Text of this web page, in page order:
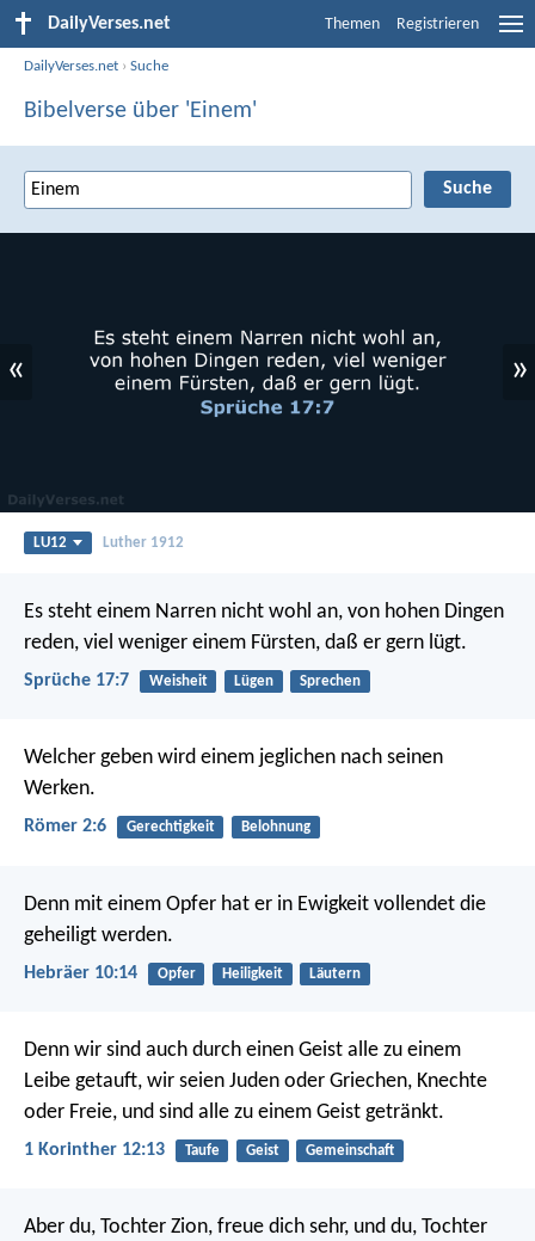
DailyVerses.net Themen Registrieren
DailyVerses.net ›Suche
Bibelverse über 'Einem'
« »
LU12 Luther 1912
Es steht einem Narren nicht wohl an, von hohen Dingen
reden, viel weniger einem Fürsten, daß er gern lügt.
Sprüche 17:7 Weisheit Lügen Sprechen
Welcher geben wird einem jeglichen nach seinen
Werken.
Römer 2:6 Gerechtigkeit Belohnung
Denn mit einem Opfer hat er in Ewigkeit vollendet die
geheiligt werden.
Hebräer 10:14 Opfer Heiligkeit Läutern
Denn wir sind auch durch einen Geist alle zu einem
Leibe getauft, wir seien Juden oder Griechen, Knechte
oder Freie, und sind alle zu einem Geist getränkt.
1 Korinther 12:13 Taufe Geist Gemeinschaft
Aber du, Tochter Zion, freue dich sehr, und du, Tochter